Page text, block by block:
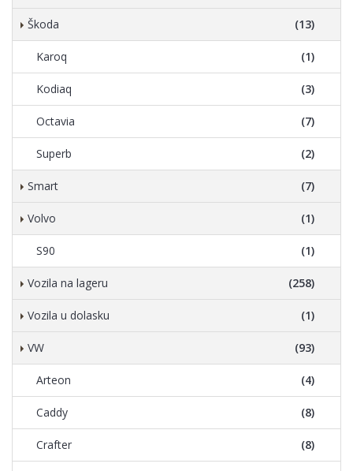
Škoda (13)
Karoq (1)
Kodiaq (3)
Octavia (7)
Superb (2)
Smart (7)
Volvo (1)
S90 (1)
Vozila na lageru (258)
Vozila u dolasku (1)
VW (93)
Arteon (4)
Caddy (8)
Crafter (8)